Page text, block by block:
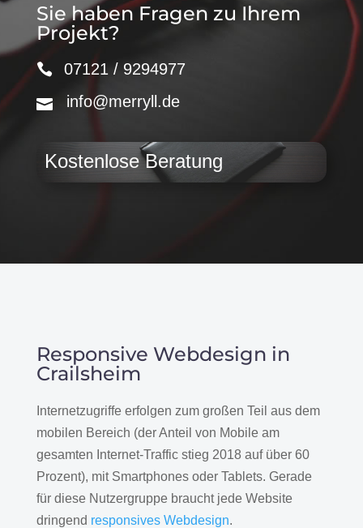
Sie haben Fragen zu Ihrem
Projekt?
07121 / 9294977
info@merryll.de
Kostenlose Beratung
Responsive Webdesign in
Crailsheim
Internetzugriffe erfolgen zum großen Teil aus dem
mobilen Bereich (der Anteil von Mobile am
gesamten Internet-Traffic stieg 2018 auf über 60
Prozent), mit Smartphones oder Tablets. Gerade
für diese Nutzergruppe braucht jede Website
dringend responsives Webdesign.